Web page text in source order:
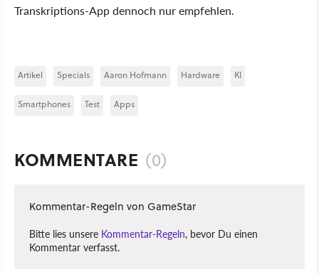
Transkriptions-App dennoch nur empfehlen.
Artikel Specials Aaron Hofmann Hardware KI
Smartphones Test Apps
KOMMENTARE (0)
Kommentar-Regeln von GameStar
Bitte lies unsere Kommentar-Regeln, bevor Du einen
Kommentar verfasst.